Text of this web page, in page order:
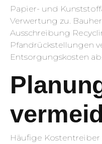
Papier- und
Verwertung zu.
Ausschreibung
Pfandrückstellungen
Entsorgungskosten
Häufige